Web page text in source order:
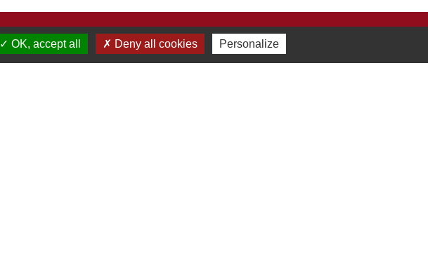
Liens
OK, accept all Deny all cookies Personalize